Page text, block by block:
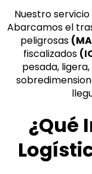
Nuestro
Abarcamos el
peligrosas
fiscalizados
pesada,
¿Qué